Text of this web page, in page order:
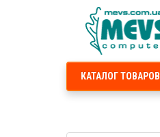
КАТАЛОГ ТОВАРОВ